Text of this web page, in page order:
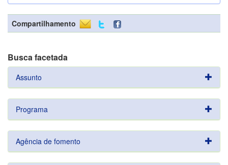
Compartilhamento
Busca facetada
Assunto
Programa
Agência de fomento